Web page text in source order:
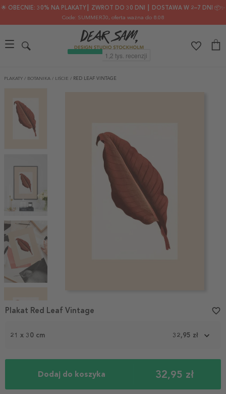
🌟 OBECNIE: 30% NA PLAKATY┃ ZWROT DO 30 DNI ┃ DOSTAWA W 2–7 DNI 📦✨
Code: SUMMER30, oferta ważna do 8.08
PLAKATY / BOTANIKA / LIŚCIE / RED LEAF VINTAGE
1
21 x 30 cm 32,95 zł
Dodaj do koszyka 32,95 zł
Plakat Red Leaf Vintage favorite_border